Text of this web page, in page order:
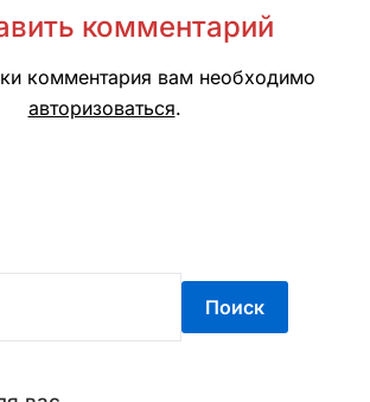
комментарий
комментария вам необходимо
авторизоваться.
Поиск